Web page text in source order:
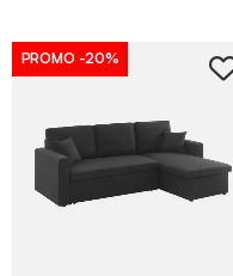
PROMO -20%